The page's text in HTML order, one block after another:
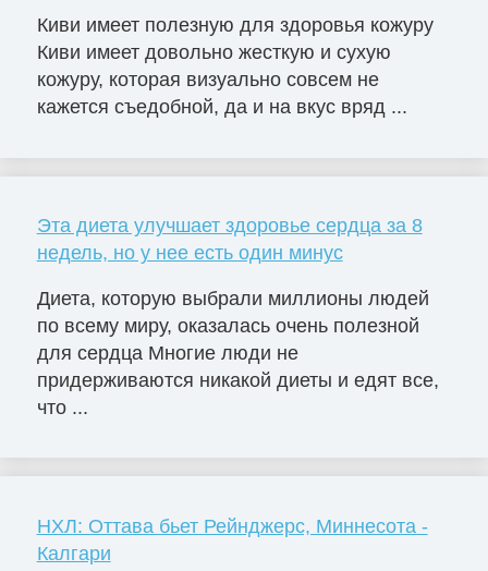
Киви имеет полезную для здоровья кожуру
Киви имеет довольно жесткую и сухую
кожуру, которая визуально совсем не
кажется съедобной, да и на вкус вряд ...
Эта диета улучшает здоровье сердца за 8
недель, но у нее есть один минус
Диета, которую выбрали миллионы людей
по всему миру, оказалась очень полезной
для сердца Многие люди не
придерживаются никакой диеты и едят все,
что ...
НХЛ: Оттава бьет Рейнджерс, Миннесота -
Калгари